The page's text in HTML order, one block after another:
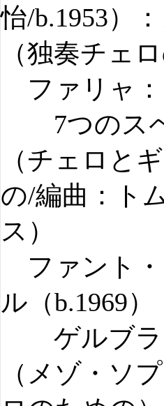
怡/b.1953）
（独奏チェ
ファリャ：
7つのス
（チェロと
の/編曲：ト
ス）
ファント
ル（b.1969）
ゲルブラ
（メゾ・ソ